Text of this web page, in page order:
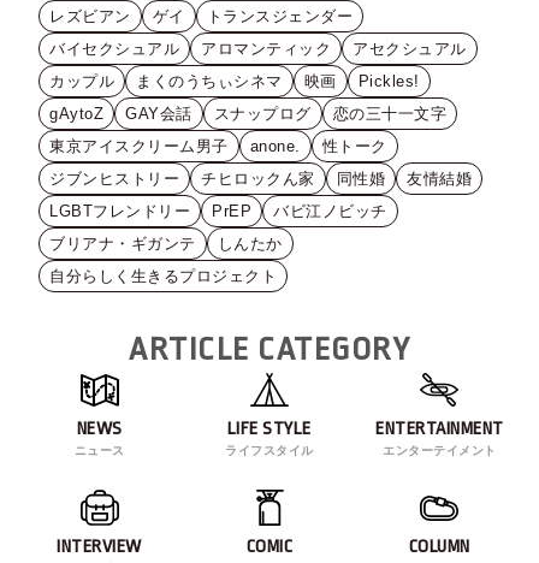
レズビアン ゲイ
トランスジェンダー
バイセクシュアル
アロマンティック
アセクシュアル
カップル
まくのうちぃシネマ 映画
Pickles!
gAytoZ
GAY会話 スナップログ
恋の三十一文字
東京アイスクリーム男子
anone.
性トーク
ジブンヒストリー
チヒロックん家 同性婚
友情結婚
LGBTフレンドリー
PrEP
バビ江ノビッチ
ブリアナ・ギガンテ
しんたか
自分らしく生きるプロジェクト
ARTICLE CATEGORY
NEWS
ニュース
LIFE STYLE
ライフスタイル
ENTERTAINMENT
エンターテイメント
INTERVIEW COMIC COLUMN